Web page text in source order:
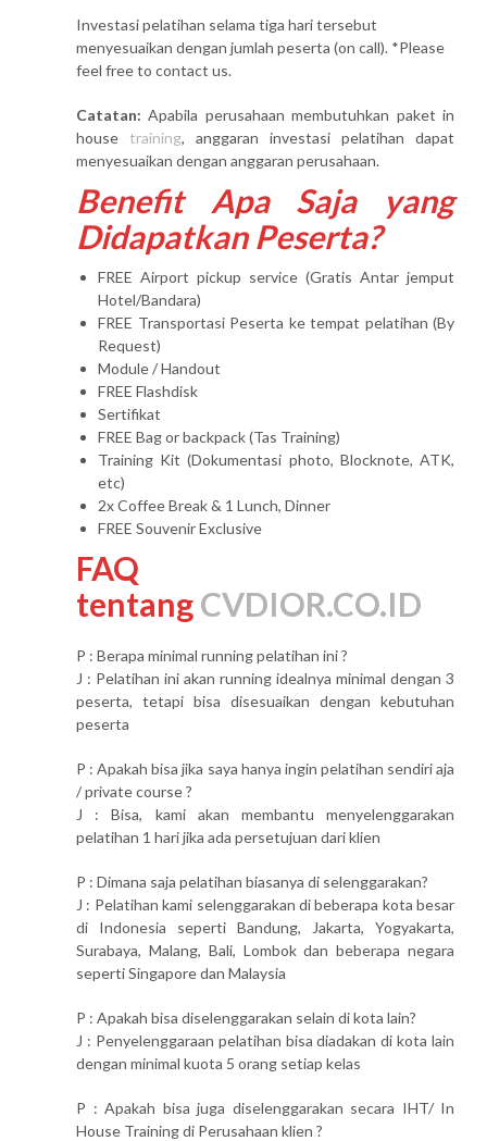
Investasi pelatihan selama tiga hari tersebut
menyesuaikan dengan jumlah peserta (on call). *Please
feel free to contact us.
Catatan: Apabila perusahaan membutuhkan paket in
house training, anggaran investasi pelatihan dapat
menyesuaikan dengan anggaran perusahaan.
Benefit Apa Saja yang
Didapatkan Peserta?
FREE Airport pickup service (Gratis Antar jemput
Hotel/Bandara)
FREE Transportasi Peserta ke tempat pelatihan (By
Request)
Module / Handout
FREE Flashdisk
Sertifikat
FREE Bag or backpack (Tas Training)
Training Kit (Dokumentasi photo, Blocknote, ATK,
etc)
2x Coffee Break & 1 Lunch, Dinner
FREE Souvenir Exclusive
FAQ
tentangCVDIOR.CO.ID
P : Berapa minimal running pelatihan ini ?
J : Pelatihan ini akan running idealnya minimal dengan 3
peserta, tetapi bisa disesuaikan dengan kebutuhan
peserta
P : Apakah bisa jika saya hanya ingin pelatihan sendiri aja
/ private course ?
J : Bisa, kami akan membantu menyelenggarakan
pelatihan 1 hari jika ada persetujuan dari klien
P : Dimana saja pelatihan biasanya di selenggarakan?
J : Pelatihan kami selenggarakan di beberapa kota besar
di Indonesia seperti Bandung, Jakarta, Yogyakarta,
Surabaya, Malang, Bali, Lombok dan beberapa negara
seperti Singapore dan Malaysia
P : Apakah bisa diselenggarakan selain di kota lain?
J : Penyelenggaraan pelatihan bisa diadakan di kota lain
dengan minimal kuota 5 orang setiap kelas
P : Apakah bisa juga diselenggarakan secara IHT/ In
House Training di Perusahaan klien ?